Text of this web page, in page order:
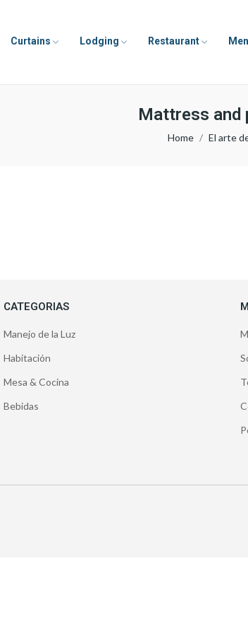
Curtains Lodging Restaurant
Mattress
Home El arte
CATEGORIAS
Manejo de la Luz
Habitación
Mesa & Cocina
Bebidas